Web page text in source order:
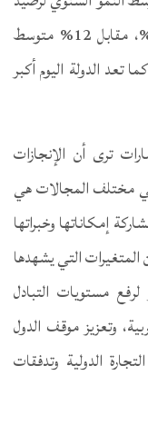
الاستثمارات الأجنبية الواردة إلى الدولة 28%، مقابل 12% متوسط
كما تعد الدولة اليوم أكبر
ترى أن الإنجازات
في مختلف المجالات هي
إمكاناتها وخبراتها
التي يشهدها
مستويات التبادل
وتعزيز موقف الدول
الدولية وتدفقات